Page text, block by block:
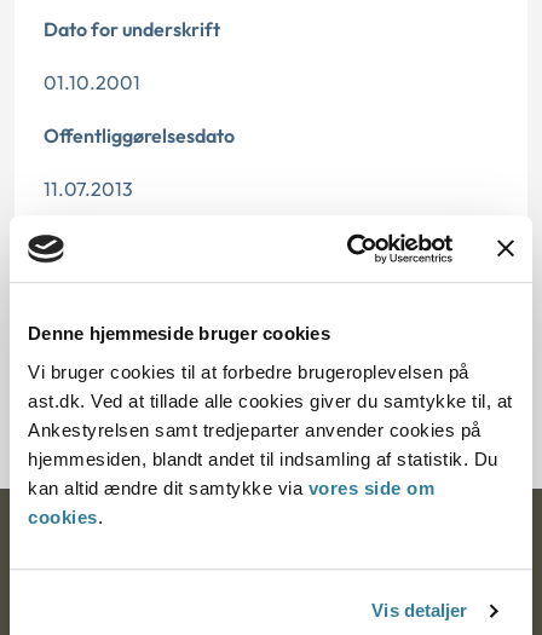
Denne hjemmeside bruger cookies
Vi bruger cookies til at forbedre brugeroplevelsen på
ast.dk. Ved at tillade alle cookies giver du samtykke til, at
Ankestyrelsen samt tredjeparter anvender cookies på
hjemmesiden, blandt andet til indsamling af statistik. Du
kan altid ændre dit samtykke via vores side om
cookies.
Vis detaljer
Dato for underskrift
01.10.2001
Offentliggørelsesdato
11.07.2013
Paragraf
Journalnummer
106985-99